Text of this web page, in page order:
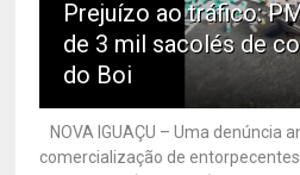
Prejuízo ao tráfico:
de 3 mil sacolés de
do Boi
NOVA IGUAÇU – Uma denúncia
comercialização de